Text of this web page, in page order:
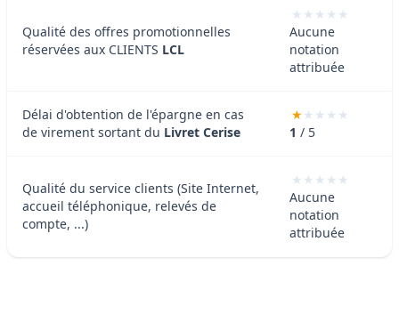
Qualité des offres promotionnelles
réservées aux CLIENTS LCL
Aucune
notation
attribuée
Délai d'obtention de l'épargne en cas
de virement sortant du Livret Cerise 1 / 5
Qualité du service clients (Site Internet,
accueil téléphonique, relevés de
compte, ...)
Aucune
notation
attribuée